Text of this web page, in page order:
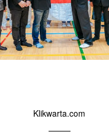
Klikwarta.com